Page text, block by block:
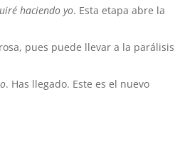
haciendo yo. Esta etapa abre la
pues puede llevar a la parálisis
. Has llegado. Este es el nuevo